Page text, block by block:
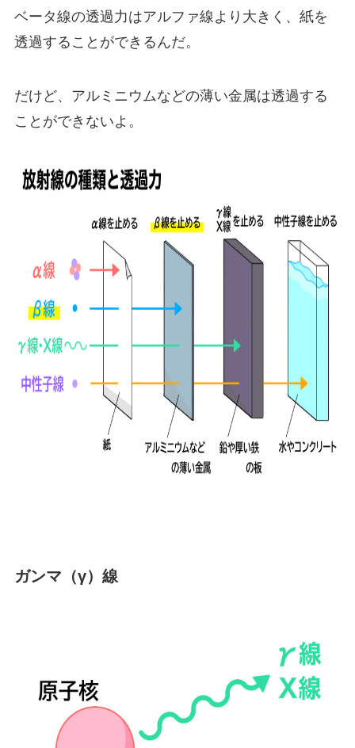
ベータ線の透過力はアルファ線より大きく、紙を
透過することができるんだ。
だけど、アルミニウムなどの薄い金属は透過する
ことができないよ。
ガンマ（γ）線